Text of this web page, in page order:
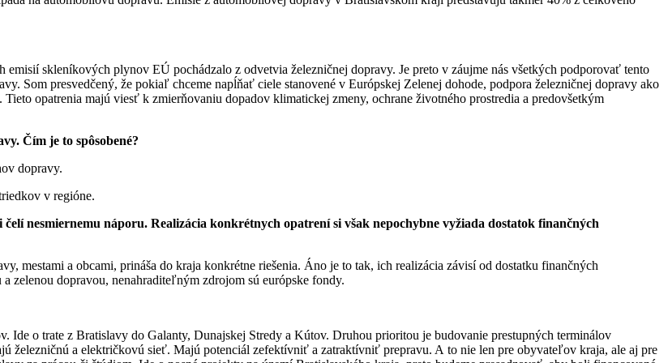
skleníkových plynov EÚ pochádzalo z odvetvia železničnej dopravy. Je preto v záujme nás všetkých podporovať tento
Som presvedčený, že pokiaľ chceme napĺňať ciele stanovené v Európskej Zelenej dohode, podpora železničnej dopravy ako
opatrenia majú viesť k zmierňovaniu dopadov klimatickej zmeny, ochrane životného prostredia a predovšetkým
Čím je to spôsobené?
dopravy.
v regióne.
nesmiernemu náporu. Realizácia konkrétnych opatrení si však nepochybne vyžiada dostatok finančných
mestami a obcami, prináša do kraja konkrétne riešenia. Áno je to tak, ich realizácia závisí od dostatku finančných
zelenou dopravou, nenahraditeľným zdrojom sú európske fondy.
Ide o trate z Bratislavy do Galanty, Dunajskej Stredy a Kútov. Druhou prioritou je budovanie prestupných terminálov
železničnú a električkovú sieť. Majú potenciál zefektívniť a zatraktívniť prepravu. A to nie len pre obyvateľov kraja, ale aj pre